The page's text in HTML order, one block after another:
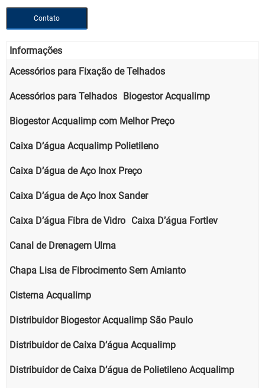
Contato
Informações
Acessórios para Fixação de Telhados
Acessórios para Telhados Biogestor Acqualimp
Biogestor Acqualimp com Melhor Preço
Caixa D’água Acqualimp Polietileno
Caixa D’água de Aço Inox Preço
Caixa D’água de Aço Inox Sander
Caixa D’água Fibra de Vidro Caixa D’água Fortlev
Canal de Drenagem Ulma
Chapa Lisa de Fibrocimento Sem Amianto
Cisterna Acqualimp
Distribuidor Biogestor Acqualimp São Paulo
Distribuidor de Caixa D’água Acqualimp
Distribuidor de Caixa D’água de Polietileno Acqualimp